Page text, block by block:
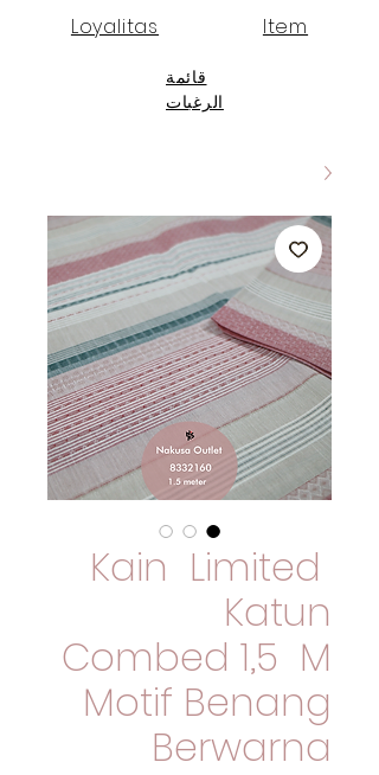
Loyalitas Item
قائمة
الرغبات
Kain Limited
Katun
Combed 1,5 M
Motif Benang
Berwarna